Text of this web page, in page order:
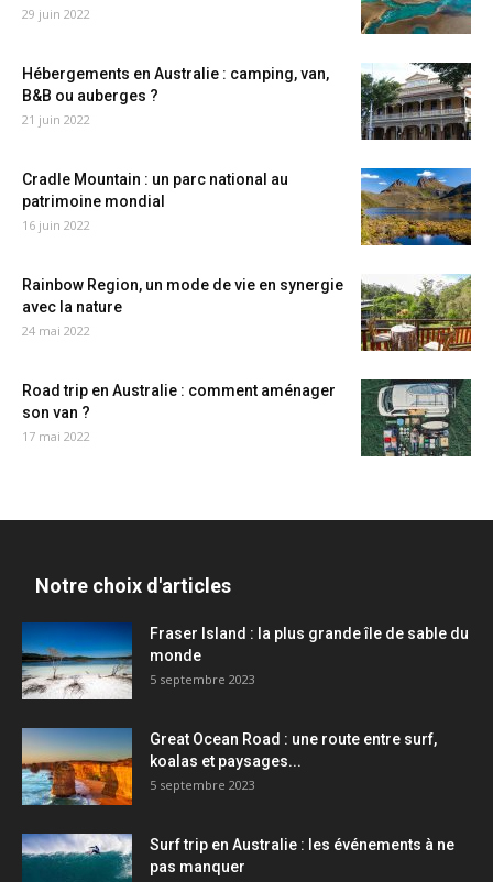
29 juin 2022
Hébergements en Australie : camping, van,
B&B ou auberges ?
21 juin 2022
Cradle Mountain : un parc national au
patrimoine mondial
16 juin 2022
Rainbow Region, un mode de vie en synergie
avec la nature
24 mai 2022
Road trip en Australie : comment aménager
son van ?
17 mai 2022
Notre choix d'articles
Fraser Island : la plus grande île de sable du
monde
5 septembre 2023
Great Ocean Road : une route entre surf,
koalas et paysages...
5 septembre 2023
Surf trip en Australie : les événements à ne
pas manquer